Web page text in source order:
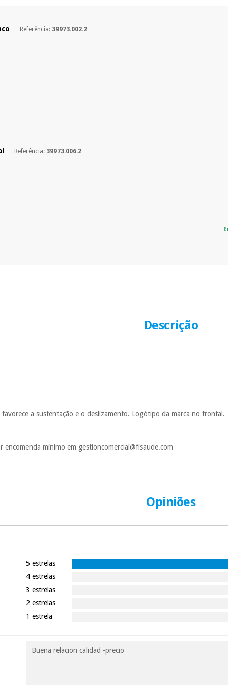
Referência: 39973.002.2
Referência: 39973.006.2
Descrição
a sustentação e o deslizamento. Logótipo da marca no frontal.
mínimo em gestioncomercial@fisaude.com
Opiniões
5 estrelas
4 estrelas
3 estrelas
2 estrelas
1 estrela
Buena relacion calidad -precio